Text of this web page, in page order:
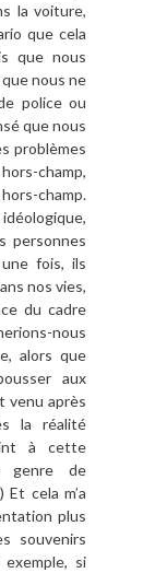
la voiture,
que cela
que nous
nous ne
police ou
que nous
problèmes
champ,
champ.
personnes
fois, ils
nos vies,
du cadre
nous
alors que
aux
venu après
la réalité
à cette
genre de
cela m’a
plus
souvenirs
exemple, si